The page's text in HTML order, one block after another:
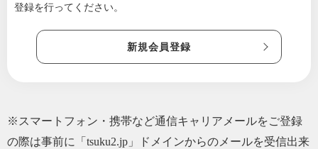
登録を行ってください。
新規会員登録
※スマートフォン・携帯など通信キャリアメールをご登録
の際は事前に「tsuku2.jp」ドメインからのメールを受信出来